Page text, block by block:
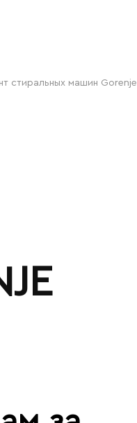
стиральных машин Gorenje